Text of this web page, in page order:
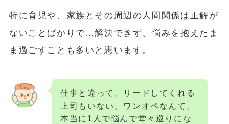
特に 育児や、家族とその周辺の人間関係は正解が
ないことばかり で…解決できず、悩みを抱えたま
ま過ごすことも多いと思います。
仕事と違って、リードしてくれる
上司もいない。ワンオペなんて、
本当に1人で悩んで堂々巡りにな